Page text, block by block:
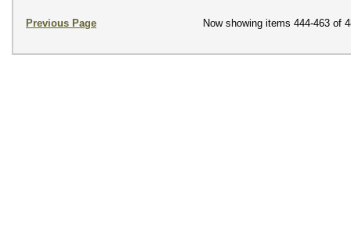
Previous Page Now showing items 444-463 of